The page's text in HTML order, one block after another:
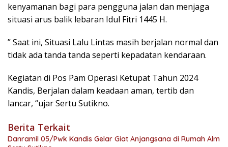
kenyamanan bagi para pengguna jalan dan menjaga
situasi arus balik lebaran Idul Fitri 1445 H.
” Saat ini, Situasi Lalu Lintas masih berjalan normal dan
tidak ada tanda tanda seperti kepadatan kendaraan.
Kegiatan di Pos Pam Operasi Ketupat Tahun 2024
Kandis, Berjalan dalam keadaan aman, tertib dan
lancar, “ujar Sertu Sutikno.
Berita Terkait
Danramil 05/Pwk Kandis Gelar Giat Anjangsana di Rumah Alm